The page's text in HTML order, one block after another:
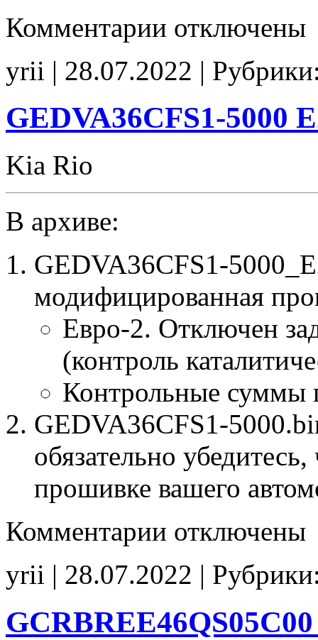
Комментарии записи
CHK(ok)
отключены
yrii | 28.07.2022 |
GEDVA36CFS1-5000
Kia Rio
В архиве:
GEDVA36CFS1-
модифицированная
Евро-2. Отключен
(контроль
Контрольные суммы
GEDVA36CFS1-
обязательно
прошивке вашего
Комментарии записи
E2
CHK(ok)
отключены
yrii | 28.07.2022 |